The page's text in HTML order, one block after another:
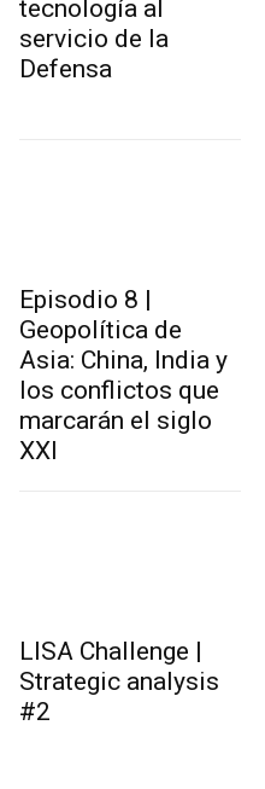
tecnología al
servicio de la
Defensa
Episodio 8 |
Geopolítica de
Asia: China, India y
los conflictos que
marcarán el siglo
XXI
LISA Challenge |
Strategic analysis
#2